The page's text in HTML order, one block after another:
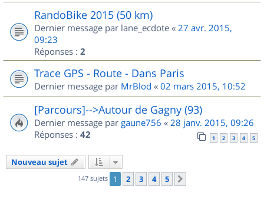
RandoBike 2015 (50 km)
Dernier message par lane_ecdote « 27 avr. 2015,
09:23
Réponses : 2
Trace GPS - Route - Dans Paris
Dernier message par MrBlod « 02 mars 2015, 10:52
[Parcours]-->Autour de Gagny (93)
Dernier message par gaune756 « 28 janv. 2015, 09:26
Réponses : 42 1 2 3 4 5
Nouveau sujet
147 sujets 1 2 3 4 5